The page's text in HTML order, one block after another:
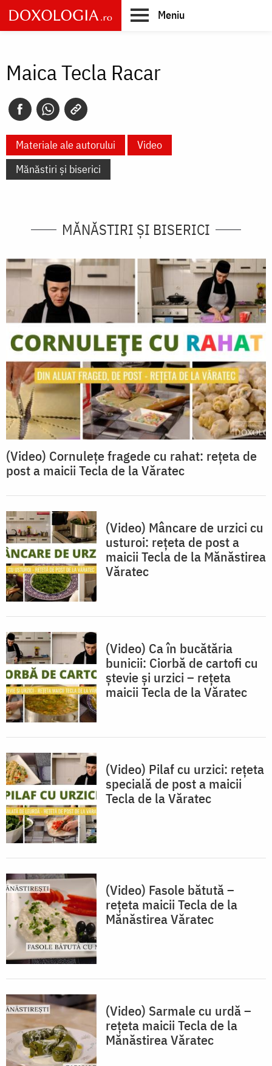
Skip
to
main
Meniu
Maica Tecla Racar
Materiale ale autorului
Video
Mănăstiri și biserici
MĂNĂSTIRI ȘI BISERICI
(Video) Cornulețe fragede cu rahat: rețeta de
post a maicii Tecla de la Văratec
(Video) Mâncare de urzici cu
usturoi: rețeta de post a
maicii Tecla de la Mănăstirea
Văratec
(Video) Ca în bucătăria
bunicii: Ciorbă de cartofi cu
ștevie și urzici – rețeta
maicii Tecla de la Văratec
(Video) Pilaf cu urzici: rețeta
specială de post a maicii
Tecla de la Văratec
(Video) Fasole bătută –
rețeta maicii Tecla de la
Mănăstirea Văratec
(Video) Sarmale cu urdă –
rețeta maicii Tecla de la
Mănăstirea Văratec